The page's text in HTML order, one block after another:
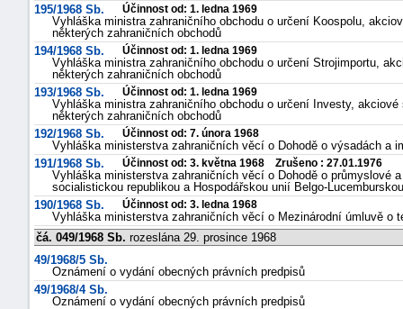
195/1968 Sb.
Účinnost od: 1. ledna 1969
Vyhláška ministra zahraničního obchodu o určení Koospolu,
některých zahraničních obchodů
194/1968 Sb.
Účinnost od: 1. ledna 1969
Vyhláška ministra zahraničního obchodu o určení Strojimportu,
některých zahraničních obchodů
193/1968 Sb.
Účinnost od: 1. ledna 1969
Vyhláška ministra zahraničního obchodu o určení Investy,
některých zahraničních obchodů
192/1968 Sb.
Účinnost od: 7. února 1968
Vyhláška ministerstva zahraničních věcí o Dohodě o výsadách a
191/1968 Sb.
Účinnost od: 3. května 1968 Zrušeno : 27.01.1976
Vyhláška ministerstva zahraničních věcí o Dohodě o průmyslové
socialistickou republikou a Hospodářskou unií Belgo-Lucemburskou
190/1968 Sb.
Účinnost od: 3. ledna 1968
Vyhláška ministerstva zahraničních věcí o Mezinárodní úmluvě o
čá. 049/1968 Sb. rozeslána 29. prosince 1968
49/1968/5 Sb.
Oznámení o vydání obecných právních predpisů
49/1968/4 Sb.
Oznámení o vydání obecných právních predpisů